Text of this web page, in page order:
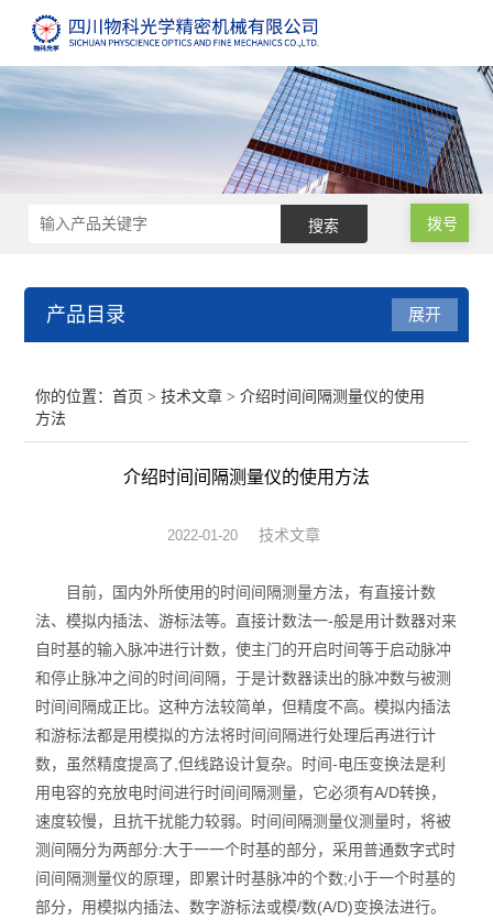
拨号
产品目录
纹影仪
瞬态多光谱辐射测温系统
窗口玻璃
展开
你的位置：首页 >技术文章 > 介绍时间间隔测量仪的使用
方法
介绍时间间隔测量仪的使用方法
2022-01-20 技术文章
目前，国内外所使用的时间间隔测量方法，有直接计数
法、模拟内插法、游标法等。直接计数法一-般是用计数器对来
自时基的输入脉冲进行计数，使主门的开启时间等于启动脉冲
和停止脉冲之间的时间间隔，于是计数器读出的脉冲数与被测
时间间隔成正比。这种方法较简单，但精度不高。模拟内插法
和游标法都是用模拟的方法将时间间隔进行处理后再进行计
数，虽然精度提高了,但线路设计复杂。时间-电压变换法是利
用电容的充放电时间进行时间间隔测量，它必须有A/D转换，
速度较慢，且抗干扰能力较弱。时间间隔测量仪测量时，将被
测间隔分为两部分:大于一一个时基的部分，采用普通数字式时
间间隔测量仪的原理，即累计时基脉冲的个数;小于一个时基的
部分，用模拟内插法、数字游标法或模/数(A/D)变换法进行。